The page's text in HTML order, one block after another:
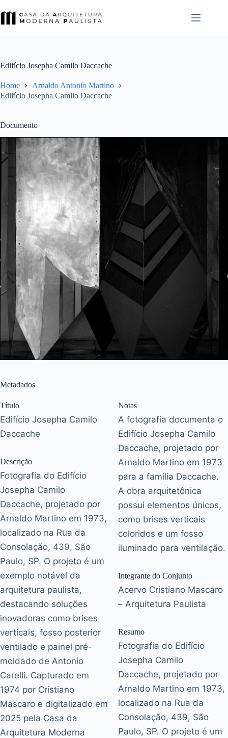
para
Edifício Josepha Camilo Daccache
Home
Arnaldo Antonio Martino
Edifício Josepha Camilo Daccache
Documento
Metadados
Título
Edifício Josepha Camilo
Daccache
Descrição
Fotografia do Edifício
Josepha Camilo
Daccache, projetado por
Arnaldo Martino em 1973,
localizado na Rua da
Consolação, 439, São
Paulo, SP. O projeto é um
exemplo notável da
arquitetura paulista,
destacando soluções
inovadoras como brises
verticais, fosso posterior
ventilado e painel pré-
moldado de Antonio
Carelli. Capturado em
1974 por Cristiano
Mascaro e digitalizado em
2025 pela Casa da
Arquitetura Moderna
Notas
A fotografia documenta o
Edifício Josepha Camilo
Daccache, projetado por
Arnaldo Martino em 1973
para a família Daccache.
A obra arquitetônica
possui elementos únicos,
como brises verticais
coloridos e um fosso
iluminado para ventilação.
Integrante do Conjunto
Acervo Cristiano Mascaro
– Arquitetura Paulista
Resumo
Fotografia do Edifício
Josepha Camilo
Daccache, projetado por
Arnaldo Martino em 1973,
localizado na Rua da
Consolação, 439, São
Paulo, SP. O projeto é um